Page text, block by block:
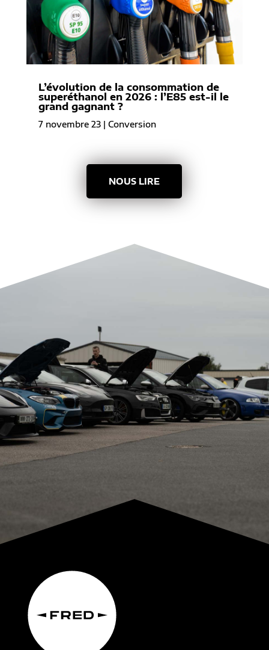
L’évolution de la consommation de
superéthanol en 2026 : l’E85 est-il le
grand gagnant ?
7 novembre 23| Conversion
NOUS LIRE